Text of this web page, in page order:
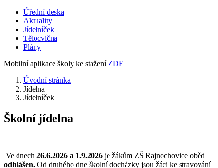
Úřední deska
Aktuality
Jídelníček
Tělocvična
Plány
Mobilní aplikace školy ke stažení ZDE
Úvodní stránka
Jídelna
Jídelníček
Školní jídelna
Ve dnech 26.6.2026 a 1.9.2026 je žákům ZŠ Rajnochovice oběd
odhlášen. Od druhého dne školní docházky jsou žáci ke stravování